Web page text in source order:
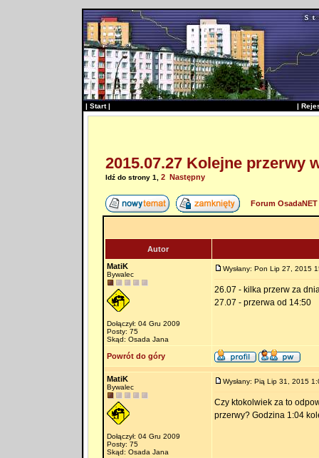
| Start| |
2015.07.27 Kolejne przerwy
Idź do strony 1 2 Następny
Forum
Autor
MatiK
Bywalec
Dołączył: 04 Gru 2009
Posty: 75
Skąd: Osada Jana
Wysłany: Pon Lip 27, 2015
26.07 - kilka przerw za
27.07 - przerwa od 14:50
Powrót do góry
MatiK
Bywalec
Dołączył: 04 Gru 2009
Posty: 75
Skąd: Osada Jana
Wysłany: Pią Lip 31, 2015
Czy ktokolwiek za to
przerwy? Godzina 1:04